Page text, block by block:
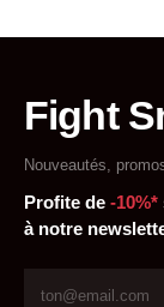
Fight
Nouveautés,
Profite de -10%*
à notre